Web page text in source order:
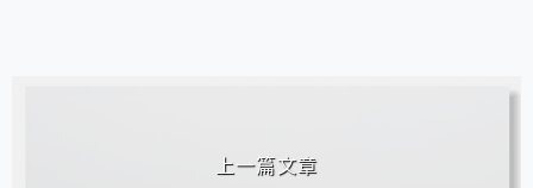
上一篇文章